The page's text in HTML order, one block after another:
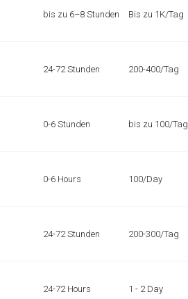
bis zu 6–8 Stunden Bis zu 1K/Tag
24-72 Stunden 200-400/Tag
0-6 Stunden bis zu 100/Tag
0-6 Hours 100/Day
24-72 Stunden 200-300/Tag
24-72 Hours 1 - 2 Day